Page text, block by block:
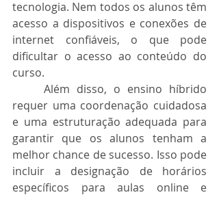
tecnologia. Nem todos os alunos têm
acesso a dispositivos e conexões de
internet confiáveis, o que pode
dificultar o acesso ao conteúdo do
curso.
requer uma coordenação cuidadosa
e uma estruturação adequada para
garantir que os alunos tenham a
melhor chance de sucesso. Isso pode
incluir a designação de horários
específicos para aulas online e